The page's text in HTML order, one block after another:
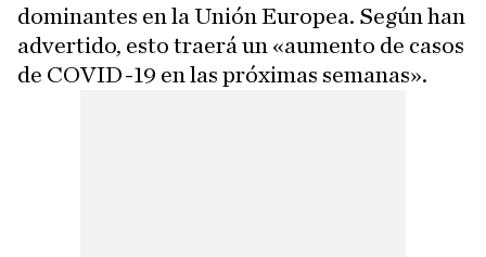
dominantes en la Unión Europea. Según han
advertido, esto traerá un «aumento de casos
de COVID-19 en las próximas semanas».